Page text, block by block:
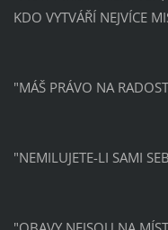
KDO VYTVÁŘÍ NEJVÍCE
"MÁŠ PRÁVO NA
"NEMILUJETE-LI SAMI